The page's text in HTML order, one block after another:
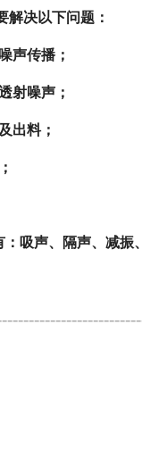
解决以下问题：
声传播；
射噪声；
出料；
吸声、隔声、减振